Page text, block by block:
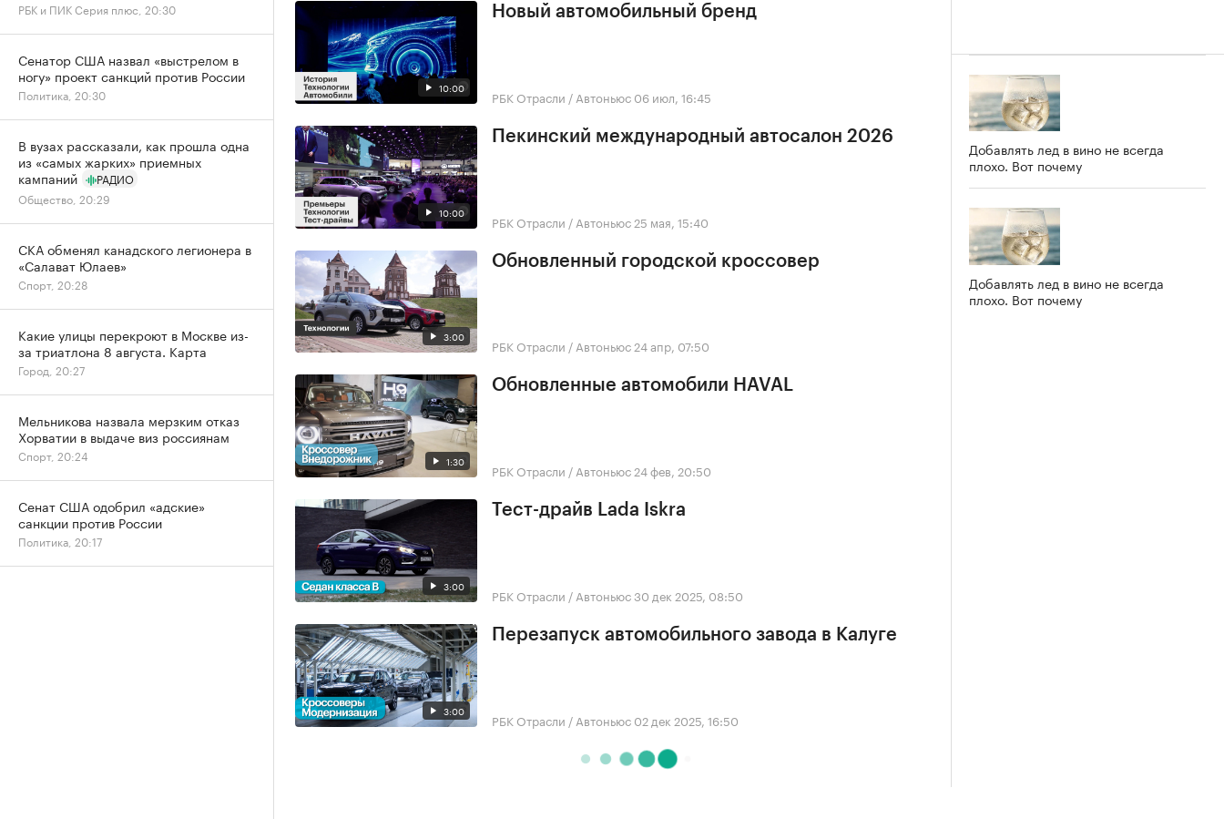
10:00
Новый автомобильный бренд
РБК Отрасли / Автоньюс 06 июл, 16:45
10:00
Пекинский международный автосалон 2026
РБК Отрасли / Автоньюс 25 мая, 15:40
3:00
Обновленный городской кроссовер
РБК Отрасли / Автоньюс 24 апр, 07:50
1:30
Обновленные автомобили HAVAL
РБК Отрасли / Автоньюс 24 фев, 20:50
3:00
Тест-драйв Lada Iskra
РБК Отрасли / Автоньюс30 дек 2025, 08:50
3:00
Перезапуск автомобильного завода в Калуге
РБК Отрасли / Автоньюс 02 дек 2025, 16:50
Добавлять лед в вино не всегда
плохо. Вот почему
Добавлять лед в вино не всегда
плохо. Вот почему
РБК и ПИК Серия плюс, 20:30
Сенатор США назвал «выстрелом в
ногу» проект санкций против России
Политика, 20:30
В вузах рассказали, как прошла одна
из «самых жарких» приемных
кампаний
РАДИО
Общество, 20:29
СКА обменял канадского легионера в
«Салават Юлаев»
Спорт, 20:28
Какие улицы перекроют в Москве из-
за триатлона 8 августа. Карта
Город, 20:27
Мельникова назвала мерзким отказ
Хорватии в выдаче виз россиянам
Спорт, 20:24
Сенат США одобрил «адские»
санкции против России
Политика, 20:17